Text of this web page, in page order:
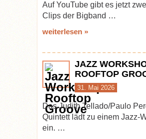
Auf YouTube gibt es jetzt
Clips der Bigband …
weiterlesen »
JAZZ
ROOFTOP
31. Mai 2026
Das Judith Tellado/Paulo
Quintett lädt zu einem Jazz-
ein. …